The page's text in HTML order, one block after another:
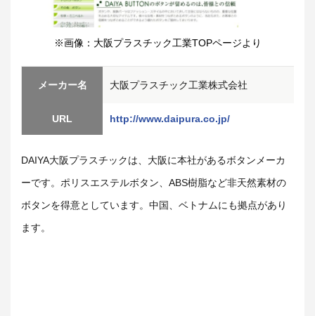
※画像：大阪プラスチック工業TOPページより
メーカー名 大阪プラスチック工業株式会社
URL http://www.daipura.co.jp/
DAIYA大阪プラスチックは、大阪に本社があるボタンメーカ
ーです。ポリスエステルボタン、ABS樹脂など非天然素材の
ボタンを得意としています。中国、ベトナムにも拠点があり
ます。